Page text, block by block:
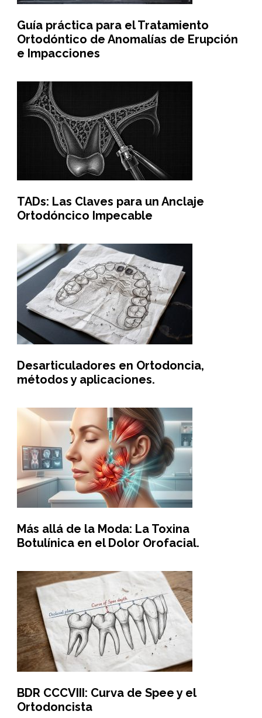
Guía práctica para el Tratamiento
Ortodóntico de Anomalías de Erupción
e Impacciones
TADs: Las Claves para un Anclaje
Ortodóncico Impecable
Desarticuladores en Ortodoncia,
métodos y aplicaciones.
Más allá de la Moda: La Toxina
Botulínica en el Dolor Orofacial.
BDR CCCVIII: Curva de Spee y el
Ortodoncista